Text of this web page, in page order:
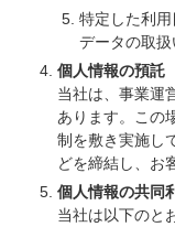
特定した利
データの取
個人情報の預託
当社は、事業運
あります。この
制を敷き実施し
どを締結し、お
個人情報の共同
当社は以下のと